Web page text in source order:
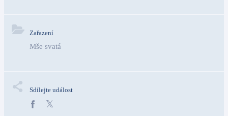
Zařazení
Mše svatá
Sdílejte událost